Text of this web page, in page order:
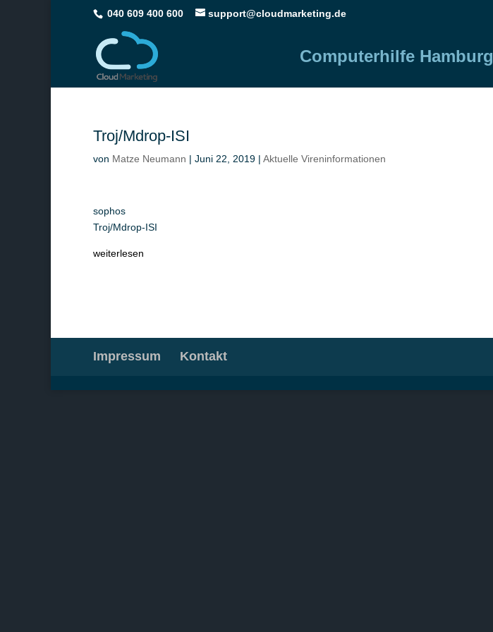
040 609 400 600 support@cloudmarketing.de
Computerhilfe Hamburg
Troj/Mdrop-ISI
von Matze Neumann | Juni 22, 2019 | Aktuelle Vireninformationen
sophos
Troj/Mdrop-ISI
weiterlesen
Impressum Kontakt